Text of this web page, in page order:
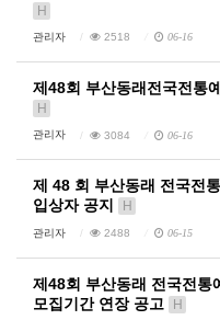
H
관리자 2518 06-16
제48회 부산동래전국전통
H
관리자 3084 06-16
제 48 회 부산동래 전국전
입상자 공지
H
관리자 2488 06-15
제48회 부산동래 전국전통
모집기간 연장 공고
H